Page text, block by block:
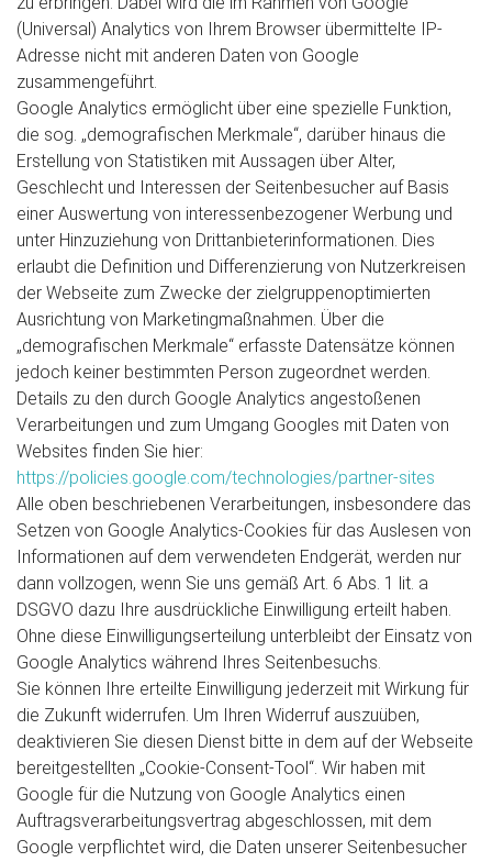
(Universal) Analytics von Ihrem Browser übermittelte IP-
Adresse nicht mit anderen Daten von Google
zusammengeführt.
Google Analytics ermöglicht über eine spezielle Funktion,
die sog. „demografischen Merkmale“, darüber hinaus die
Erstellung von Statistiken mit Aussagen über Alter,
Geschlecht und Interessen der Seitenbesucher auf Basis
einer Auswertung von interessenbezogener Werbung und
unter Hinzuziehung von Drittanbieterinformationen. Dies
erlaubt die Definition und Differenzierung von Nutzerkreisen
der Webseite zum Zwecke der zielgruppenoptimierten
Ausrichtung von Marketingmaßnahmen. Über die
„demografischen Merkmale“ erfasste Datensätze können
jedoch keiner bestimmten Person zugeordnet werden.
Details zu den durch Google Analytics angestoßenen
Verarbeitungen und zum Umgang Googles mit Daten von
Websites finden Sie hier:
https://policies.google.com/technologies/partner-sites
Alle oben beschriebenen Verarbeitungen, insbesondere das
Setzen von Google Analytics-Cookies für das Auslesen von
Informationen auf dem verwendeten Endgerät, werden nur
dann vollzogen, wenn Sie uns gemäß Art. 6 Abs. 1 lit. a
DSGVO dazu Ihre ausdrückliche Einwilligung erteilt haben.
Ohne diese Einwilligungserteilung unterbleibt der Einsatz von
Google Analytics während Ihres Seitenbesuchs.
Sie können Ihre erteilte Einwilligung jederzeit mit Wirkung für
die Zukunft widerrufen. Um Ihren Widerruf auszuüben,
deaktivieren Sie diesen Dienst bitte in dem auf der Webseite
bereitgestellten „Cookie-Consent-Tool“. Wir haben mit
Google für die Nutzung von Google Analytics einen
Auftragsverarbeitungsvertrag abgeschlossen, mit dem
Google verpflichtet wird, die Daten unserer Seitenbesucher